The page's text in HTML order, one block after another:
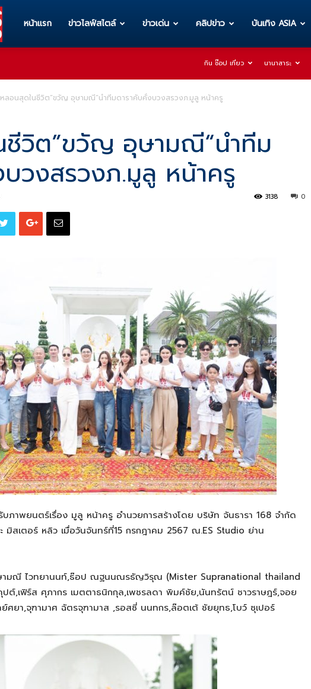
Siam108
ทุก
เรื่อง
เป็น
ความ
จริง
หน้าแรก ข่าวไลฟ์สไตล์ ข่าวเด่น คลิปข่าว บันเทิง ASIA
กิน ช๊อป เที่ยว นานาสาระ
หลอนสุดในชีวิต”ขวัญ อุษามณี“นำทีมดาราคับคั่งบวงสรวงภ.มูลู หน้าครู
ชีวิต”ขวัญ อุษามณี“นำทีม
วงสรวงภ.มูลู หน้าครู
0
3138
ภาพยนตร์เรื่อง มูลู หน้าครู อำนวยการสร้างโดย บริษัท จันธารา 168 จำกัด
สเตอร์ หลิว เมื่อวันจันทร์ที่15 กรกฎาคม 2567 ณ.ES Studio ย่าน
มณี ไวทยานนท์,ธ๊อป ณฐนนณรธัญวิรุณ (Mister Supranational thailand
,เฟิร์ส ศุภากร เมตตาธนิกกุล,เพชรลดา พิมค์ชัย,นันทรัตน์ ชาวราษฎร์,จอย
ย์ศยา,จุฑามาศ ฉัตรจุฑามาส ,รอสซี่ นนทกร,ล๊อตเต้ ชัยยุทธ,โบว์ ซุเปอร์